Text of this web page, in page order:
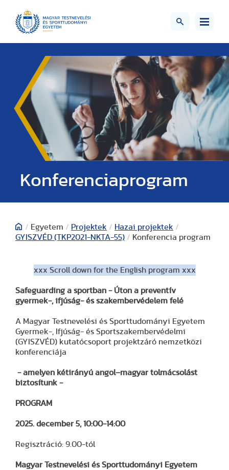
Konferenciaprogram
/ Egyetem / Projektek / Hazai projektek /
GYISZVÉD (TKP2021-NKTA-55) / Konferencia program
xxx Scroll down for the English program xxx
Safeguarding a sportban - Úton a preventív
gyermek-, ifjúság- és szakembervédelem felé
A Magyar Testnevelési és Sporttudományi Egyetem
Gyermek-, Ifjúság- és Sportszakembervédelmi
(GYISZVÉD) kutatócsoport projektzáró nemzetközi
konferenciája
- amelyen kétirányú angol–magyar tolmácsolást
biztosítunk -
PROGRAM
2025. december 5, 10:00-14:00
Regisztráció: 9.00-tól
Magyar Testnevelési és Sporttudományi Egyetem